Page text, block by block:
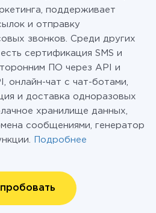
поддерживает
и отправку
звонков. Среди других
сертификация SMS и
ПО через API и
онлайн-чат с чат-ботами,
и доставка одноразовых
хранилище данных,
сообщениями, генератор
Подробнее